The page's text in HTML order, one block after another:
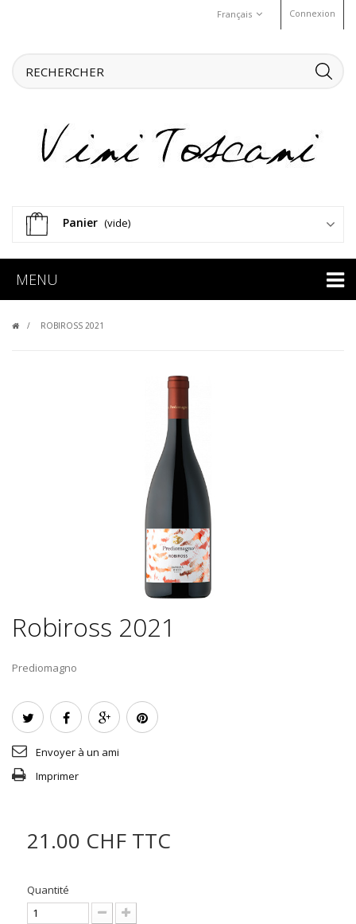
Connexion
Français
Panier (vide)
MENU
ROBIROSS 2021
Robiross 2021
Prediomagno
Envoyer à un ami
Imprimer
21.00 CHF TTC
Quantité